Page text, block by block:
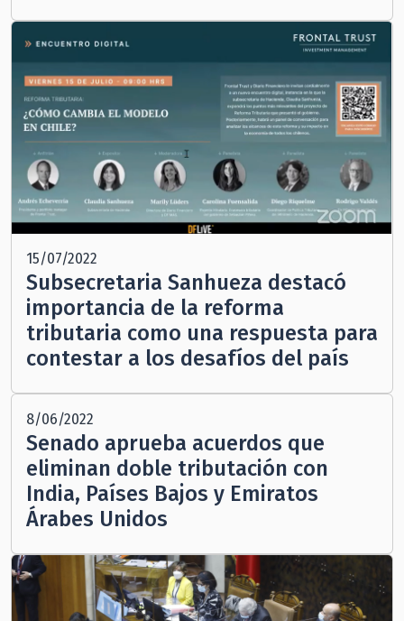
15/07/2022
Subsecretaria Sanhueza destacó
importancia de la reforma
tributaria como una respuesta para
contestar a los desafíos del país
8/06/2022
Senado aprueba acuerdos que
eliminan doble tributación con
India, Países Bajos y Emiratos
Árabes Unidos